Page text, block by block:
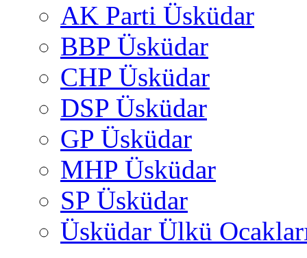
AK Parti Üsküdar
BBP Üsküdar
CHP Üsküdar
DSP Üsküdar
GP Üsküdar
MHP Üsküdar
SP Üsküdar
Üsküdar Ülkü